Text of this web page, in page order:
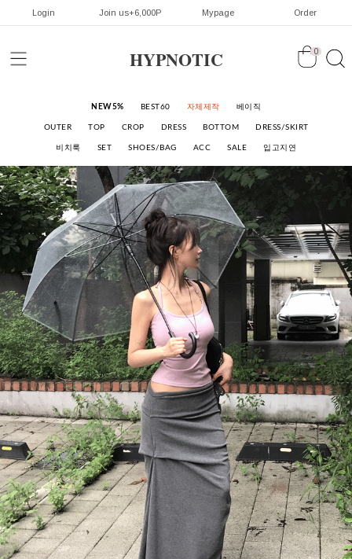
Login Join us+6,000P Mypage Order
HYPNOTIC 0
NEW5% BEST60 자체제작 베이직
OUTER TOP CROP DRESS BOTTOM DRESS/SKIRT
비치룩 SET SHOES/BAG ACC SALE 입고지연